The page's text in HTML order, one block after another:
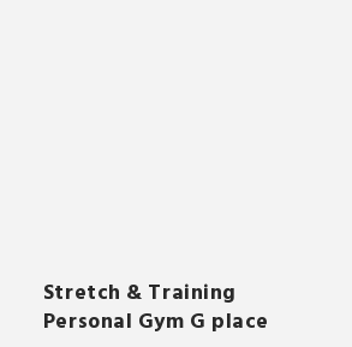
Stretch & Training
Personal Gym G place